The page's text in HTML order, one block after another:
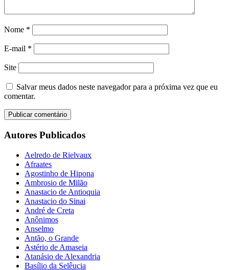
Nome *
E-mail *
Site
Salvar meus dados neste navegador para a próxima vez que eu
comentar.
Autores Publicados
Aelredo de Rielvaux
Afraates
Agostinho de Hipona
Ambrosio de Milão
Anastacio de Antioquia
Anastacio do Sinai
André de Creta
Anônimos
Anselmo
Antão, o Grande
Astério de Amaseia
Atanásio de Alexandria
Basílio da Selêucia